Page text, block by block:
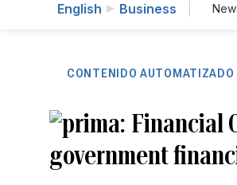
English Business
CONTENIDO AUTOMATIZADO
Financial
government